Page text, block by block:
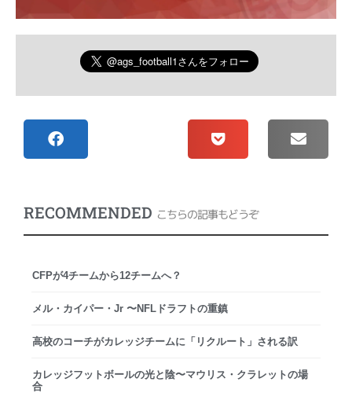
RECOMMENDED こちらの記事もどうぞ
CFPが4チームから12チームへ？
メル・カイパー・Jr 〜NFLドラフトの重鎮
高校のコーチがカレッジチームに「リクルート」される訳
カレッジフットボールの光と陰〜マウリス・クラレットの場
合